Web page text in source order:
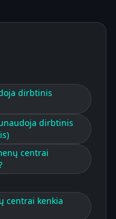
dirbtinis
dirbtinis
centrai
centrai kenkia